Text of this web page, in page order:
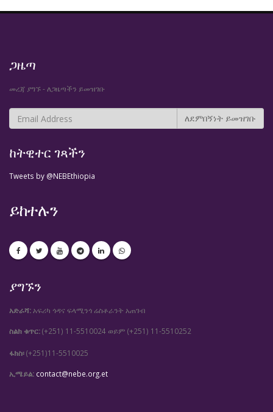
ጋዜጣ
መረጃ ያግኙ - ለጋዜጣችን ይመዝገቡ
ከትዊተር ገጻችን
Tweets by @NEBEthiopia
ይከተሉን
ያግኙን
አድራሻ: አፍሪካ ጎዳና ፍላሚንጎ ሬስቶራንት አጠገብ
ስልክ ቁጥር:(+251) 11-5510024 ወይም (+251) 11-5510252
ፋክስ፡(+251)11-5510025
ኢሜይል: contact@nebe.org.et